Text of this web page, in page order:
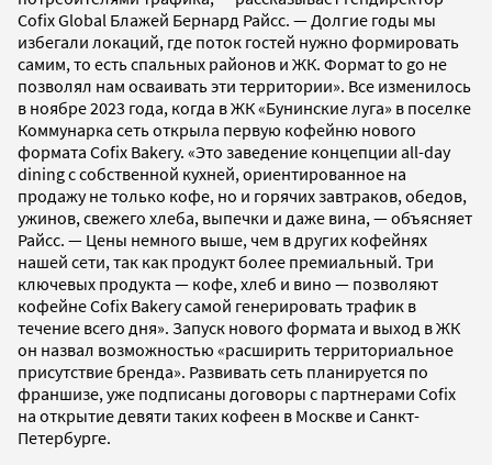
Cofix Global Блажей Бернард Райсс. — Долгие годы мы
избегали локаций, где поток гостей нужно формировать
самим, то есть спальных районов и ЖК. Формат to go не
позволял нам осваивать эти территории». Все изменилось
в ноябре 2023 года, когда в ЖК «Бунинские луга» в поселке
Коммунарка сеть открыла первую кофейню нового
формата Cofix Bakery. «Это заведение концепции all-day
dining с собственной кухней, ориентированное на
продажу не только кофе, но и горячих завтраков, обедов,
ужинов, свежего хлеба, выпечки и даже вина, — объясняет
Райсс. — Цены немного выше, чем в других кофейнях
нашей сети, так как продукт более премиальный. Три
ключевых продукта — кофе, хлеб и вино — позволяют
кофейне Cofix Bakery самой генерировать трафик в
течение всего дня». Запуск нового формата и выход в ЖК
он назвал возможностью «расширить территориальное
присутствие бренда». Развивать сеть планируется по
франшизе, уже подписаны договоры с партнерами Cofix
на открытие девяти таких кофеен в Москве и Санкт-
Петербурге.